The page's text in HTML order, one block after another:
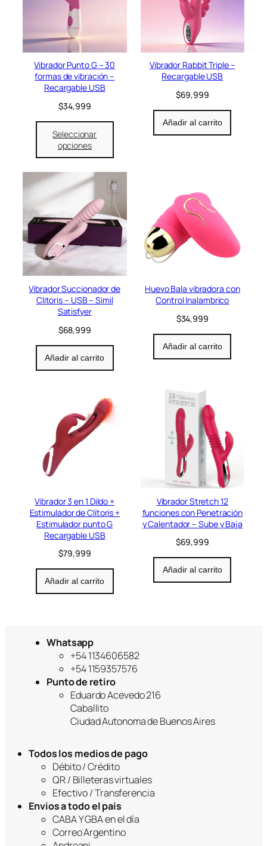
g
n
a
l
e
r
a
$
1
2
0
0
s
:
$
9
Vibrador Punto G – 30
formas de vibración –
Recargable USB
$34,999
Seleccionar
opciones
Vibrador Rabbit Triple –
Recargable USB
$69,999
Añadir al carrito
Vibrador Succionador de
Clitoris – USB – Simil
Satisfyer
$68,999
Añadir al carrito
Huevo Bala vibradora con
Control Inalambrico
$34,999
Añadir al carrito
Vibrador 3 en 1 Dildo +
Estimulador de Clítoris +
Estimulador punto G
Recargable USB
$79,999
Añadir al carrito
Vibrador Stretch 12
funciones con Penetración
y Calentador – Sube y Baja
$69,999
Añadir al carrito
Whatsapp
+54 1134606582
+54 1159357576
Punto de retiro
Eduardo Acevedo 216
Caballito
Ciudad Autonoma de Buenos Aires
Todos los medios de pago
Débito / Crédito
QR / Billeteras virtuales
Efectivo / Transferencia
Envios a todo el pais
CABA Y GBA en el día
Correo Argentino